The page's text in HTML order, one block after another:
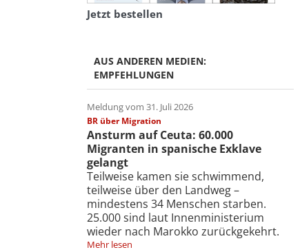
Jetzt bestellen
AUS ANDEREN MEDIEN:
EMPFEHLUNGEN
Meldung vom 31. Juli 2026
BR über Migration
Ansturm auf Ceuta: 60.000
Migranten in spanische Exklave
gelangt
Teilweise kamen sie schwimmend,
teilweise über den Landweg –
mindestens 34 Menschen starben.
25.000 sind laut Innenministerium
wieder nach Marokko zurückgekehrt.
Mehr lesen